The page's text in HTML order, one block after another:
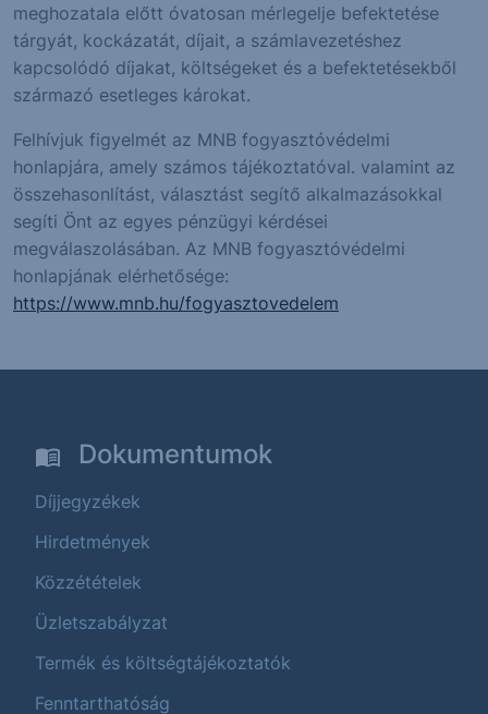
meghozatala előtt óvatosan mérlegelje befektetése
tárgyát, kockázatát, díjait, a számlavezetéshez
kapcsolódó díjakat, költségeket és a befektetésekből
származó esetleges károkat.
Felhívjuk figyelmét az MNB fogyasztóvédelmi
honlapjára, amely számos tájékoztatóval. valamint az
összehasonlítást, választást segítő alkalmazásokkal
segíti Önt az egyes pénzügyi kérdései
megválaszolásában. Az MNB fogyasztóvédelmi
honlapjának elérhetősége:
https://www.mnb.hu/fogyasztovedelem
Dokumentumok
Díjjegyzékek
Hirdetmények
Közzétételek
Üzletszabályzat
Termék és költségtájékoztatók
Fenntarthatóság